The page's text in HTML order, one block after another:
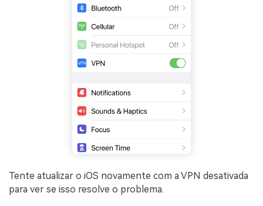
Tente atualizar o iOS novamente com a VPN desativada
para ver se isso resolve o problema.